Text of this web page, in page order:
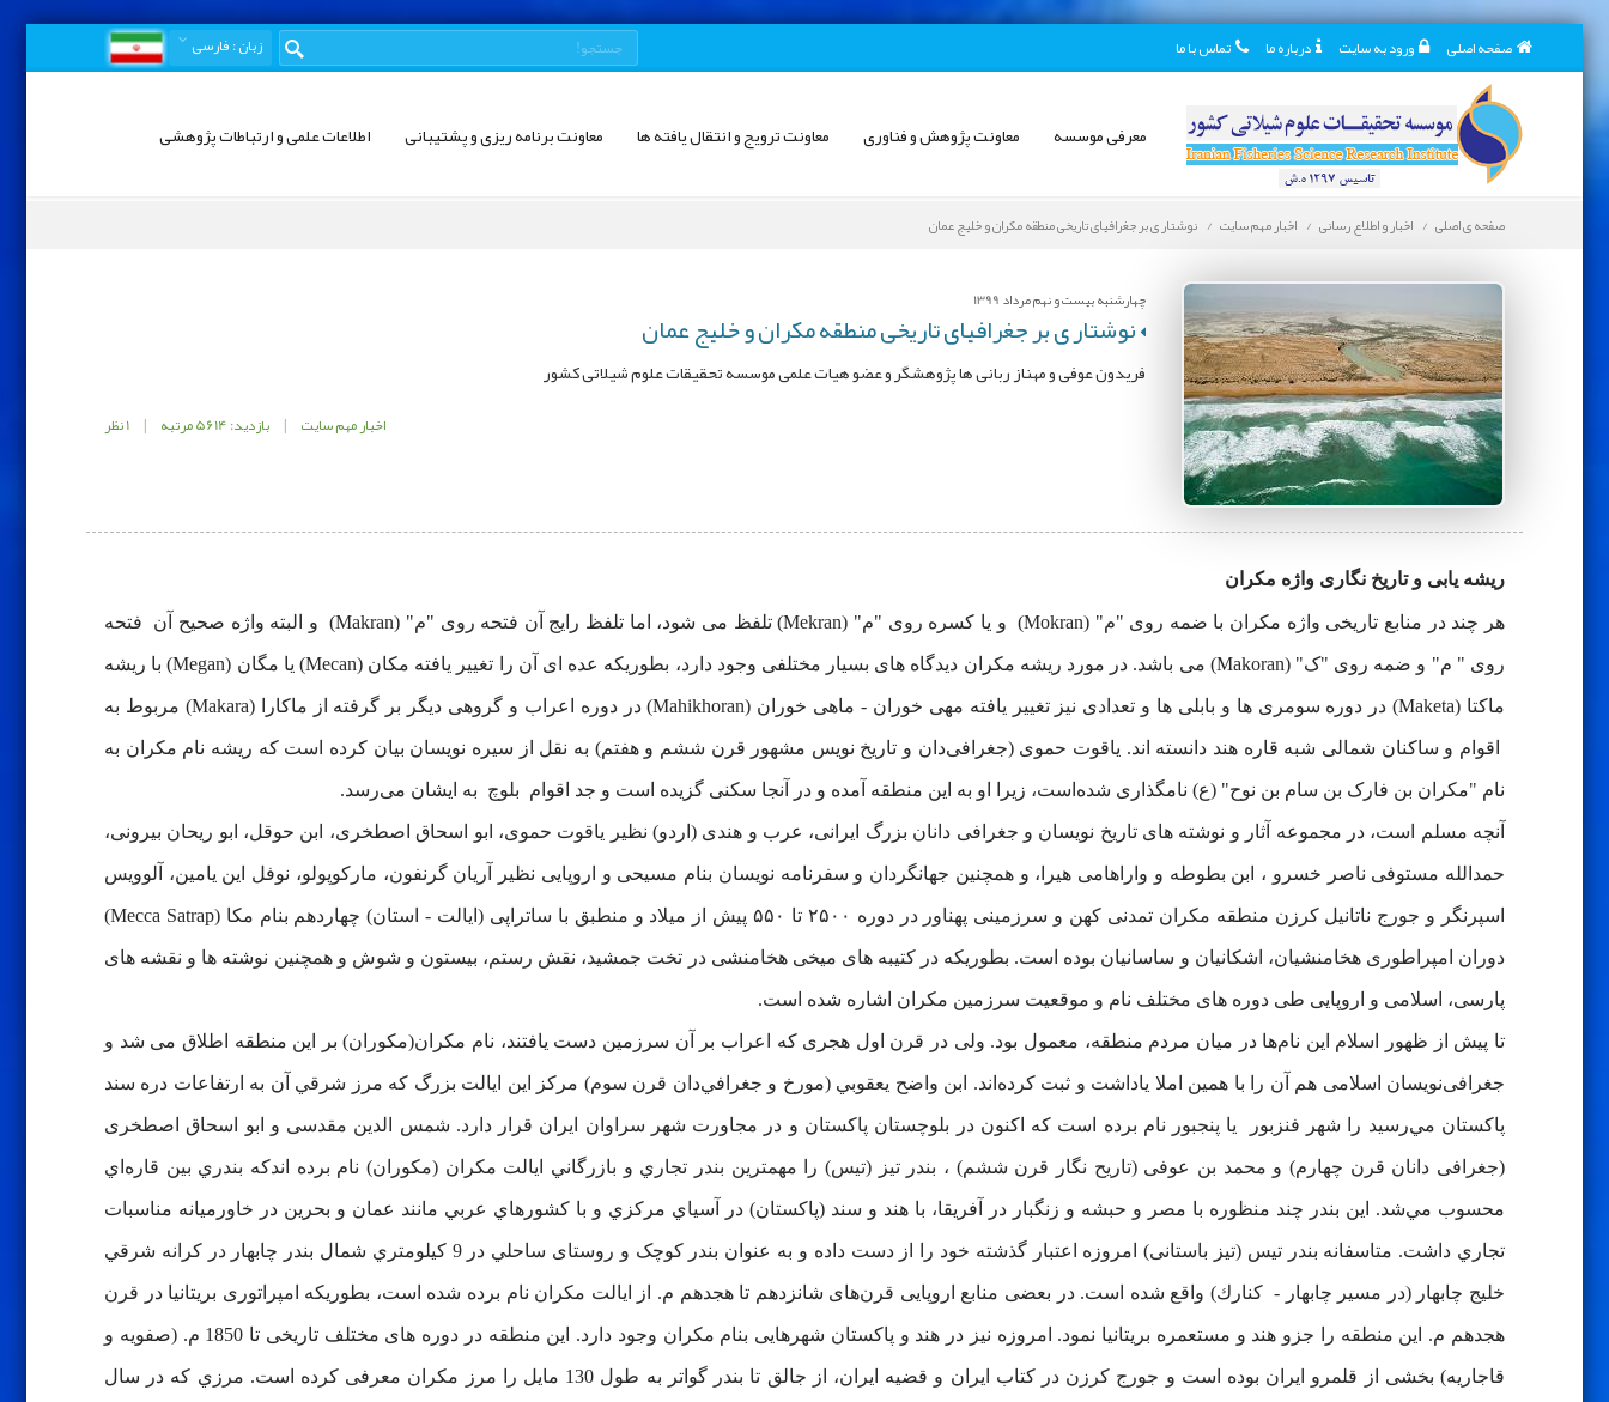
صفحه اصلی ورود به سایت درباره ما تماس با ما زبان: فارسی
معرفی موسسه معاونت پژوهش و فناوری معاونت ترویج و انتقال یافته ها معاونت برنامه ریزی و پشتیبانی اطلاعات علمی و ارتباطات پژوهشی
صفحه ی اصلی اخبار و اطلاع رسانی اخبار مهم سایت نوشتار ی بر جغرافیای تاریخی منطقه مکران و خلیج عمان
چهارشنبه بیست و نهم مرداد 1399
نوشتار ی بر جغرافیای تاریخی منطقه مکران و خلیج عمان
فریدون عوفی و مهناز ربانی ها پژوهشگر و عضو هیات علمی موسسه تحقیقات علوم شیلاتی کشور
اخبار مهم سایت | بازدید: 5614 مرتبه | 1 نظر
ریشه یابی و تاریخ نگاری واژه مکران
هر چند در منابع تاریخی واژه مکران با ضمه روی "م" (Mokran) و یا کسره روی "م" (Mekran) تلفظ می شود، اما تلفظ رایج آن فتحه روی "م" (Makran) و البته واژه صحیح آن فتحه
روی " م" و ضمه روی "ک" (Makoran) می باشد. در مورد ریشه مکران دیدگاه های بسیار مختلفی وجود دارد، بطوریکه عده ای آن را تغییر یافته مکان (Mecan) یا مگان (Megan) با ریشه
ماکتا (Maketa) در دوره سومری ها و بابلی ها و تعدادی نیز تغییر یافته مهی خوران - ماهی خوران (Mahikhoran) در دوره اعراب و گروهی دیگر بر گرفته از ماکارا (Makara) مربوط به
اقوام و ساکنان شمالی شبه قاره هند دانسته اند. یاقوت حموی (جغرافی‌دان و تاریخ ‌نویس مشهور قرن ششم و هفتم) به نقل از سیره نویسان بیان کرده است که ریشه نام مکران به
نام "مکران بن فارک بن سام بن نوح" (ع) نامگذاری شده‌است، زیرا او به این منطقه آمده و در آنجا سکنی گزیده‌ است و جد اقوام بلوچ‌ به ایشان می‌رسد.
آنچه مسلم است، در مجموعه آثار و نوشته های تاریخ نویسان و جغرافی دانان بزرگ ایرانی، عرب و هندی (اردو) نظیر یاقوت حموی، ابو اسحاق اصطخری، ابن حوقل، ابو ریحان بیرونی،
حمدالله مستوفی ناصر خسرو ، ابن بطوطه و واراهامی هیرا، و همچنین جهانگردان و سفرنامه نویسان بنام مسیحی و اروپایی نظیر آریان گرنفون، مارکوپولو، نوفل این یامین، آلوویس
اسپرنگر و جورج ناتانیل کرزن منطقه مکران تمدنی کهن و سرزمینی پهناور در دوره ۲۵۰۰ تا ۵۵۰ پیش از میلاد و منطبق با ساتراپی (ایالت - استان) چهاردهم بنام مکا (Mecca Satrap)
دوران امپراطوری هخامنشیان، اشکانیان و ساسانیان بوده است. بطوریکه در کتیبه های میخی هخامنشی در تخت جمشید، نقش رستم، بیستون و شوش و همچنین نوشته ها و نقشه های
پارسی، اسلامی و اروپایی طی دوره های مختلف نام و موقعیت سرزمین مکران اشاره شده است.
تا پیش از ظهور اسلام این نام‌ها در میان مردم منطقه، معمول بود. ولی در قرن اول هجری که اعراب بر آن سرزمین دست یافتند، نام مکران(مکوران) بر این منطقه اطلاق می شد و
جغرافی‌نویسان اسلامی هم آن را با همین املا یاداشت و ثبت کرده‌اند. ابن واضح يعقوبي (مورخ و جغرافي‌دان قرن سوم) مركز اين ايالت بزرگ كه مرز شرقي آن به ارتفاعات دره سند
پاكستان مي‌رسيد را شهر فنزبور يا پنجبور نام برده است كه اكنون در بلوچستان پاكستان و در مجاورت شهر سراوان ايران قرار دارد. شمس الدین مقدسی و ابو اسحاق اصطخری
(جغرافی دانان قرن چهارم) و محمد بن عوفی (تاریح نگار قرن ششم) ، بندر تیز (تیس) را مهمترين بندر تجاري و بازرگاني ايالت مكران (مکوران) نام برده اندكه بندري بين قاره‌اي
محسوب مي‌شد. این بندر چند منظوره با مصر و حبشه و زنگبار در آفريقا، با هند و سند (پاكستان) در آسياي مركزي و با كشورهاي عربي مانند عمان و بحرين در خاورميانه مناسبات
تجاري داشت. متاسفانه بندر تیس (تیز باستانی) امروزه اعتبار گذشته خود را از دست داده و به عنوان بندر کوچک و روستای ساحلي در 9 كيلومتري شمال بندر چابهار در كرانه شرقي
خليج چابهار (در مسیر چابهار - كنارك) واقع شده است. در بعضی منابع اروپایی قرن‌های شانزدهم تا هجدهم م. از ایالت مکران نام برده شده است، بطوریکه امپراتوری بریتانیا در قرن
هجدهم م. این منطقه را جزو هند و مستعمره بریتانیا نمود. امروزه نیز در هند و پاکستان شهرهایی بنام مکران وجود دارد. این منطقه در دوره های مختلف تاریخی تا 1850 م. (صفویه و
قاجاریه) بخشی از قلمرو ایران بوده است و جورج كرزن در كتاب ايران و قضيه ايران، از جالق تا بندر گواتر به طول 130 مایل را مرز مكران معرفی کرده است. مرزي كه در سال